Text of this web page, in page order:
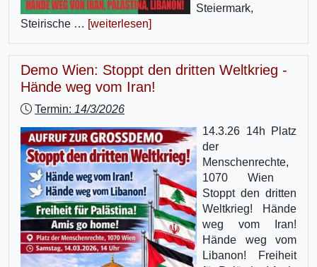
Steiermark,
Steirische … [weiterlesen]
Demo Wien: Stoppt den dritten Weltkrieg -
Hände weg vom Iran!
Termin: 14/3/2026
14.3.26 14h Platz
der
Menschenrechte,
1070 Wien
Stoppt den dritten
Weltkrieg! Hände
weg vom Iran!
Hände weg vom
Libanon! Freiheit